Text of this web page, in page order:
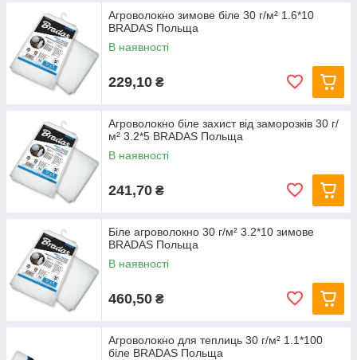
Агроволокно зимове біле 30 г/м² 1.6*10
BRADAS Польща
В наявності
229,10 ₴
Агроволокно біле захист від заморозків 30 г/
м² 3.2*5 BRADAS Польща
В наявності
241,70 ₴
Біле агроволокно 30 г/м² 3.2*10 зимове
BRADAS Польща
В наявності
460,50 ₴
Агроволокно для теплиць 30 г/м² 1.1*100
біле BRADAS Польща